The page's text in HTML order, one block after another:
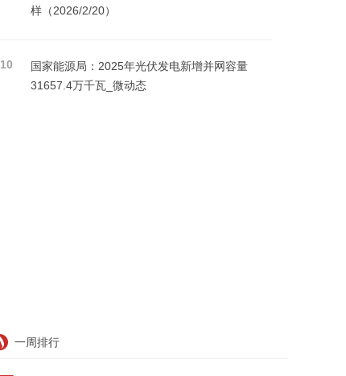
样（2026/2/20）
10
国家能源局：2025年光伏发电新增并网容量
31657.4万千瓦_微动态
一周排行